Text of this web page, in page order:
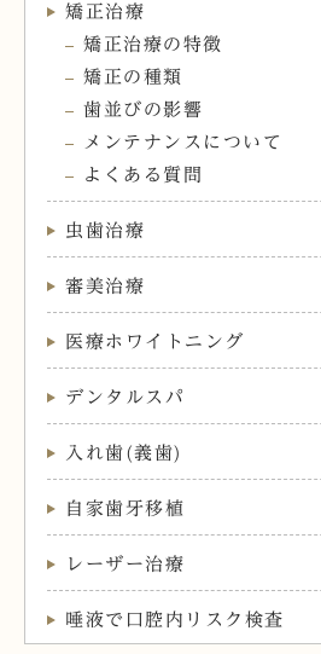
矯正治療
矯正治療の特徴
矯正の種類
歯並びの影響
メンテナンスについて
よくある質問
虫歯治療
審美治療
医療ホワイトニング
デンタルスパ
入れ歯(義歯)
自家歯牙移植
レーザー治療
唾液で口腔内リスク検査